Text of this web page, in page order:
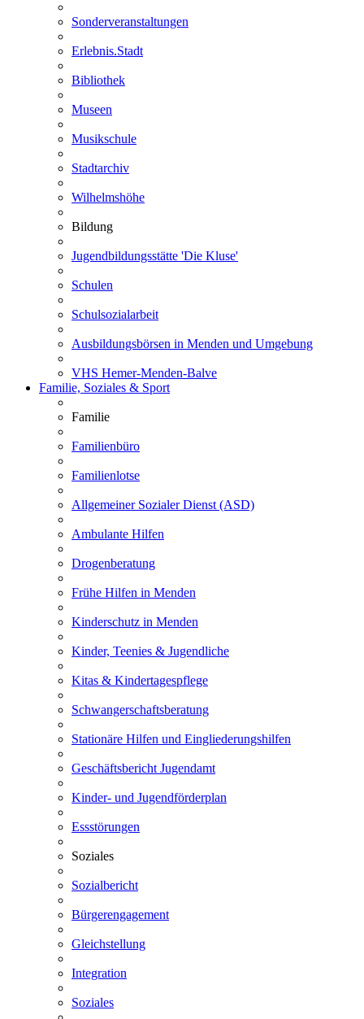
Sonderveranstaltungen
Erlebnis.Stadt
Bibliothek
Museen
Musikschule
Stadtarchiv
Wilhelmshöhe
Bildung
Jugendbildungsstätte 'Die Kluse'
Schulen
Schulsozialarbeit
Ausbildungsbörsen in Menden und Umgebung
VHS Hemer-Menden-Balve
Familie, Soziales & Sport
Familie
Familienbüro
Familienlotse
Allgemeiner Sozialer Dienst (ASD)
Ambulante Hilfen
Drogenberatung
Frühe Hilfen in Menden
Kinderschutz in Menden
Kinder, Teenies & Jugendliche
Kitas & Kindertagespflege
Schwangerschaftsberatung
Stationäre Hilfen und Eingliederungshilfen
Geschäftsbericht Jugendamt
Kinder- und Jugendförderplan
Essstörungen
Soziales
Sozialbericht
Bürgerengagement
Gleichstellung
Integration
Soziales